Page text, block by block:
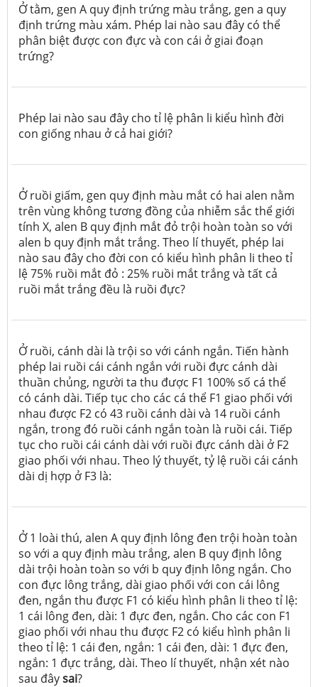
Ở tằm, gen A quy định trứng màu trắng, gen a quy
định trứng màu xám. Phép lai nào sau đây có thể
phân biệt được con đực và con cái ở giai đoạn
trứng?
Phép lai nào sau đây cho tỉ lệ phân li kiểu hình đời
con giống nhau ở cả hai giới?
Ở ruồi giấm, gen quy định màu mắt có hai alen nằm
trên vùng không tương đồng của nhiễm sắc thể giới
tính X, alen B quy định mắt đỏ trội hoàn toàn so với
alen b quy định mắt trắng. Theo lí thuyết, phép lai
nào sau đây cho đời con có kiểu hình phân li theo tỉ
lệ 75% ruồi mắt đỏ : 25% ruồi mắt trắng và tất cả
ruồi mắt trắng đều là ruồi đực?
Ở ruồi, cánh dài là trội so với cánh ngắn. Tiến hành
phép lai ruồi cái cánh ngắn với ruồi đực cánh dài
thuần chủng, người ta thu được F1 100% số cá thể
có cánh dài. Tiếp tục cho các cá thể F1 giao phối với
nhau được F2 có 43 ruồi cánh dài và 14 ruồi cánh
ngắn, trong đó ruồi cánh ngắn toàn là ruồi cái. Tiếp
tục cho ruồi cái cánh dài với ruồi đực cánh dài ở F2
giao phối với nhau. Theo lý thuyết, tỷ lệ ruồi cái cánh
dài dị hợp ở F3 là:
Ở 1 loài thú, alen A quy định lông đen trội hoàn toàn
so với a quy định màu trắng, alen B quy định lông
dài trội hoàn toàn so với b quy định lông ngắn. Cho
con đực lông trắng, dài giao phối với con cái lông
đen, ngắn thu được F1 có kiểu hình phân li theo tỉ lệ:
1 cái lông đen, dài: 1 đực đen, ngắn. Cho các con F1
giao phối với nhau thu được F2 có kiểu hình phân li
theo tỉ lệ: 1 cái đen, ngắn: 1 cái đen, dài: 1 đực đen,
ngắn: 1 đực trắng, dài. Theo lí thuyết, nhận xét nào
sau đâysai?